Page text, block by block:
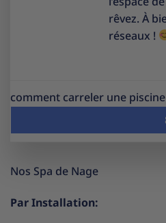
rêvez. À
réseaux !
comment carreler une
Nos Spa de Nage
Par Installation: